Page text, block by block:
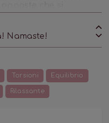
nostro corpo,
punto di
un punto fisico,
qualcuno, oppure
percepita nel corpo.
di tornare a
ogni volta che
un ritorno a noi
Namaste!
Torsioni Equilibrio
Rilassante